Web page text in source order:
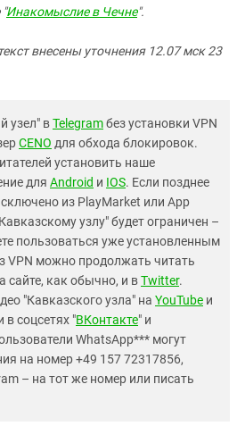
Инакомыслие в Чечне".
внесены уточнения 12.07 мск 23
узел" вTelegramбез установки VPN
CENO для обхода блокировок.
установить наше
для Android и IOS. Если позднее
из PlayMarket или App
узлу" будет ограничен –
пользоваться уже установленным
VPN можно продолжать читать
сайте, как обычно, и вTwitter.
"Кавказского узла" на YouTube и
в соцсетях "ВКонтакте" и
WhatsApp*** могут
на номер +49 157 72317856,
– на тот же номер или писать